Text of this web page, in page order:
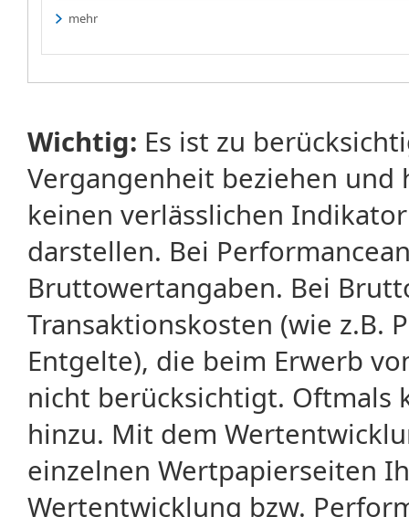
mehr
Wichtig: Es ist zu
Vergangenheit beziehen
keinen verlässlichen
darstellen. Bei
Bruttowertangaben. Bei
Transaktionskosten (wie z.B.
Entgelte), die beim Erwerb
nicht berücksichtigt. Oftmals
hinzu. Mit dem
einzelnen Wertpapierseiten
Wertentwicklung bzw.